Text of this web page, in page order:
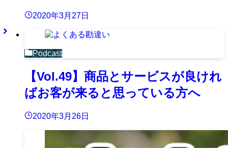
2020年3月27日
Podcast
【Vol.49】商品とサービスが良けれ
ばお客が来ると思っている方へ
2020年3月26日